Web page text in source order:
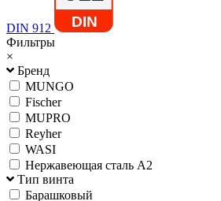
DIN 912
Фильтры
×
Бренд
MUNGO
Fischer
MUPRO
Reyher
WASI
Нержавеющая сталь А2
Тип винта
Барашковый